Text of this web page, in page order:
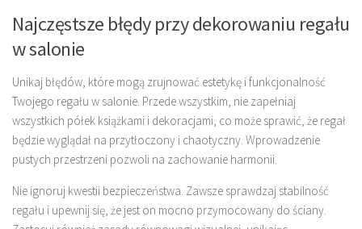
Najczęstsze błędy przy dekorowaniu regału
w salonie
Unikaj błędów, które mogą zrujnować estetykę i funkcjonalność
Twojego regału w salonie. Przede wszystkim, nie zapełniaj
wszystkich półek książkami i dekoracjami, co może sprawić, że regał
będzie wyglądał na przytłoczony i chaotyczny. Wprowadzenie
pustych przestrzeni pozwoli na zachowanie harmonii.
Nie ignoruj kwestii bezpieczeństwa. Zawsze sprawdzaj stabilność
regału i upewnij się, że jest on mocno przymocowany do ściany.